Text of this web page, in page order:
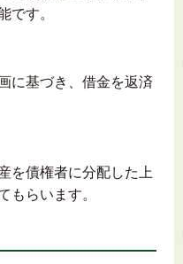
です。
に基づき、借金を返済
を債権者に分配した上
もらいます。